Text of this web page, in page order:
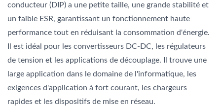
conducteur (DIP) a une petite taille, une grande stabilité et
un faible ESR, garantissant un fonctionnement haute
performance tout en réduisant la consommation d'énergie.
Il est idéal pour les convertisseurs DC-DC, les régulateurs
de tension et les applications de découplage. Il trouve une
large application dans le domaine de l'informatique, les
exigences d'application à fort courant, les chargeurs
rapides et les dispositifs de mise en réseau.